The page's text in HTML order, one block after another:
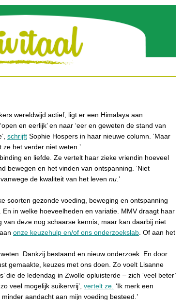
wereldwijd actief, ligt er een Himalaya aan
en eerlijk’ en naar ‘eer en geweten de stand van
schrijft Sophie Hospers in haar nieuwe column. ‘Maar
ze het verder niet weten.’
en liefde. Ze vertelt haar zieke vriendin hoeveel
bewegen en het vinden van ontspanning. ‘Niet
de kwaliteit van het leven nu .’
soorten gezonde voeding, beweging en ontspanning
in welke hoeveelheden en variatie. MMV draagt haar
van deze nog schaarse kennis, maar kan daarbij niet
onze keuzehulp en/of ons onderzoekslab . Of aan het
Dankzij bestaand en nieuw onderzoek. En door
gemaakte, keuzes met ons doen. Zo voelt Lisanne
die de ledendag in Zwolle opluisterde – zich ‘veel beter’
veel mogelijk suikervrij’, vertelt ze. ‘Ik merk een
aandacht aan mijn voeding besteed.’